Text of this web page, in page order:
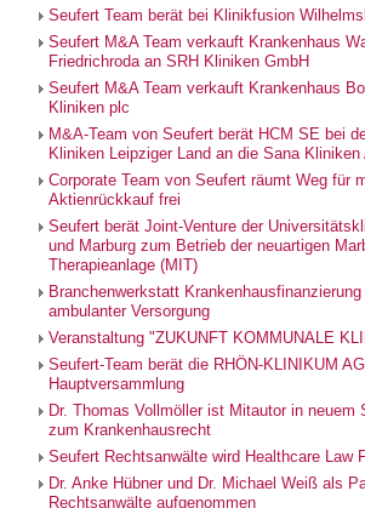
Seufert Team berät bei Klinikfusion
Seufert M&A Team verkauft Krankenhaus
Friedrichroda an SRH Kliniken GmbH
Seufert M&A Team verkauft Krankenhaus
Kliniken plc
M&A-Team von Seufert berät HCM SE bei
Kliniken Leipziger Land an die Sana Kliniken
Corporate Team von Seufert räumt Weg für
Aktienrückkauf frei
Seufert berät Joint-Venture der
und Marburg zum Betrieb der neuartigen
Therapieanlage (MIT)
Branchenwerkstatt
ambulanter Versorgung
Veranstaltung "ZUKUNFT KOMMUNALE
Seufert-Team berät die RHÖN-KLINIKUM
Hauptversammlung
Dr. Thomas Vollmöller ist Mitautor in neuem
zum Krankenhausrecht
Seufert Rechtsanwälte wird Healthcare Law
Dr. Anke Hübner und Dr. Michael Weiß als
Rechtsanwälte aufgenommen